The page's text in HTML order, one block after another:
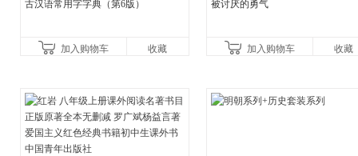
古汉语常用字字典（第6版）
加入购物车 收藏
被讨厌的勇气
加入购物车 收藏